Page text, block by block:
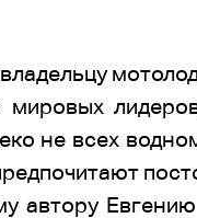
мировых
не всех
автору